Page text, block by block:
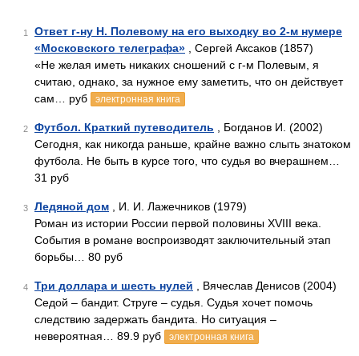
1
Ответ г-ну Н. Полевому на его выходку во 2-м нумере
«Московского телеграфа» , Сергей Аксаков (1857)
«Не желая иметь никаких сношений с г-м Полевым, я
считаю, однако, за нужное ему заметить, что он действует
сам… руб
электронная книга
2 Футбол. Краткий путеводитель , Богданов И. (2002)
Сегодня, как никогда раньше, крайне важно слыть знатоком
футбола. Не быть в курсе того, что судья во вчерашнем…
31 руб
3 Ледяной дом , И. И. Лажечников (1979)
Роман из истории России первой половины XVIII века.
События в романе воспроизводят заключительный этап
борьбы… 80 руб
4 Три доллара и шесть нулей , Вячеслав Денисов (2004)
Седой – бандит. Струге – судья. Судья хочет помочь
следствию задержать бандита. Но ситуация –
невероятная… 89.9 руб
электронная книга